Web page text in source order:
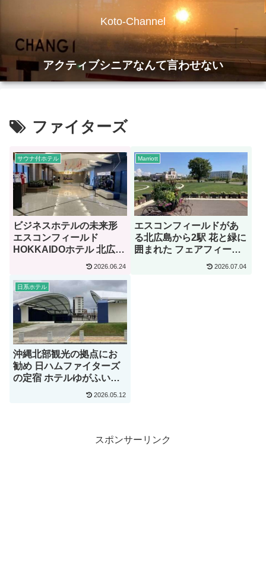
Koto-Channel
アクティブシニアなんて言わせない
ファイターズ
サウナ付ホテル
ビジネスホテルの未来形
エスコンフィールド
HOKKAIDOホテル 北広島
2026.06.24
Marriott
エスコンフィールドがあ
る北広島から2駅 花と緑に
囲まれた フェアフィール
ド・バイ・マリオット北
2026.07.04
日系ホテル
沖縄北部観光の拠点にお
勧め 日ハムファイターズ
の定宿 ホテルゆがふいん
おきなわ【宿泊記】
2026.05.12
スポンサーリンク